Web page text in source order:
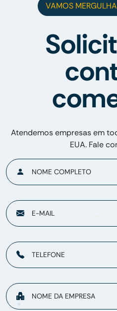
VAMOS
Atendemos empresas em
EUA. Fale
NOME COMPLETO
E-MAIL
TELEFONE
NOME DA EMPRESA